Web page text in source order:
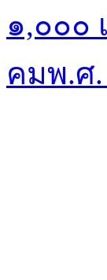
๑,๐๐๐
คมพ.ศ